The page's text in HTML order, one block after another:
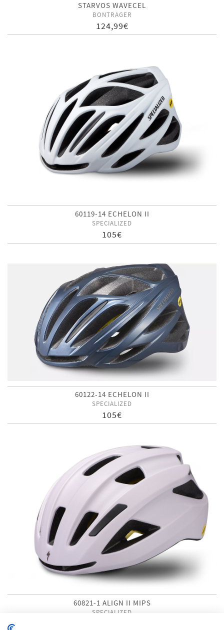
STARVOS WAVECEL
BONTRAGER
124,99€
60119-14 ECHELON II
SPECIALIZED
105€
60122-14 ECHELON II
SPECIALIZED
105€
60821-1 ALIGN II MIPS
SPECIALIZED